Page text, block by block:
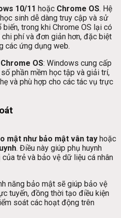
10/11 hoặc Chrome OS. Hệ
sinh dễ dàng truy cập và sử
trong khi Chrome OS lại có
phí và đơn giản hơn, đặc biệt
các ứng dụng web.
OS: Windows cung cấp
phần mềm học tập và giải trí,
và phù hợp cho các tác vụ trực
mật như bảo mật vân tay hoặc
. Điều này giúp phụ huynh
trẻ và bảo vệ dữ liệu cá nhân
năng bảo mật sẽ giúp bảo vệ
tuyến, đồng thời tạo điều kiện
soát các hoạt động trên